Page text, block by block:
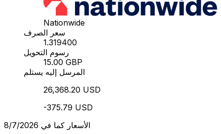
Nationwide
سعر الصرف
1.319400
رسوم التحويل
15.00 GBP
المرسل إليه يستلم
26,368.20 USD
-375.79 USD
الأسعار كما في 8/7/2026